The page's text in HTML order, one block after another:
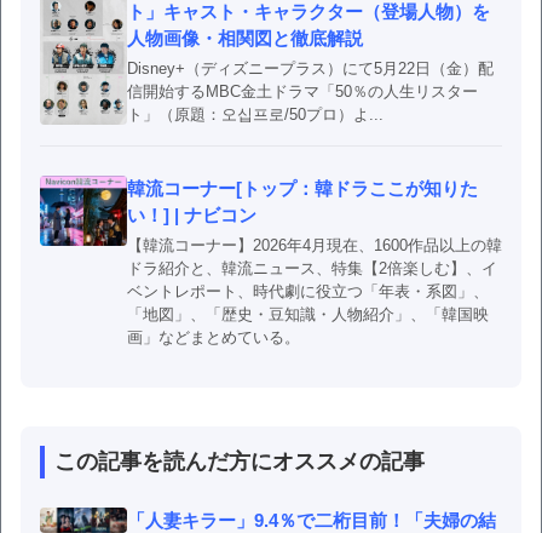
ト」キャスト・キャラクター（登場人物）を
人物画像・相関図と徹底解説
Disney+（ディズニープラス）にて5月22日（金）配
信開始するMBC金土ドラマ「50％の人生リスター
ト」（原題：오십프로/50プロ）よ...
韓流コーナー[トップ：韓ドラここが知りた
い！] | ナビコン
【韓流コーナー】2026年4月現在、1600作品以上の韓
ドラ紹介と、韓流ニュース、特集【2倍楽しむ】、イ
ベントレポート、時代劇に役立つ「年表・系図」、
「地図」、「歴史・豆知識・人物紹介」、「韓国映
画」などまとめている。
この記事を読んだ方にオススメの記事
「人妻キラー」9.4％で二桁目前！「夫婦の結